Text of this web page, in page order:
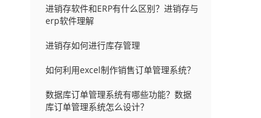
进销存软件和ERP有什么区别？进销存与
erp软件理解
进销存如何进行库存管理
如何利用excel制作销售订单管理系统？
数据库订单管理系统有哪些功能？数据
库订单管理系统怎么设计？